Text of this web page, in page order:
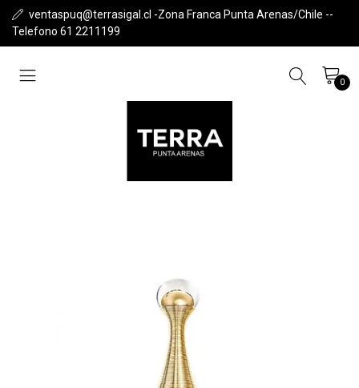
ventaspuq@terrasigal.cl -Zona Franca Punta Arenas/Chile --
Telefono 61 2211199
0